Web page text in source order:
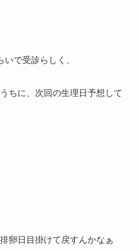
で受診らしく、
ちに、次回の生理日予想して
卵日目掛けて戻すんかなぁ